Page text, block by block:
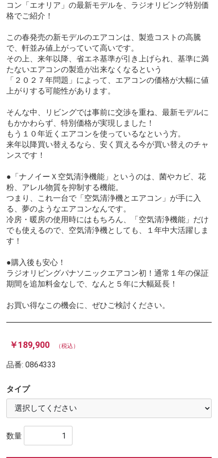
コン「エオリア」の最新モデルを、ラジオリビング特別価
格でご紹介！
この春発売の新モデルのエアコンは、製造コストの高騰
で、軒並み値上がっていて高いです。
その上、来年以降、省エネ基準が引き上げられ、基準に満
たないエアコンの製造が出来なくなるという
「２０２７年問題」によって、エアコンの価格が大幅に値
上がりする可能性があります。
そんな中、リビングでは事前に交渉を重ね、最新モデルに
もかかわらず、特別価格が実現しました！
もう１０年近くエアコンを使っているなという方。
来年以降買い替えるなら、安く買える今が買い替えのチャ
ンスです！
●「ナノイーＸ空気清浄機能」というのは、菌やカビ、花
粉、アレル物質を抑制する機能。
つまり、これ一台で「空気清浄機とエアコン」が手に入
る、夢のようなエアコンなんです。
冷房・暖房の使用時にはもちろん、「空気清浄機能」だけ
でも使えるので、空気清浄機としても、１年中大活躍しま
す！
●購入後も安心！
ラジオリビングパナソニックエアコン初！通常１年の保証
期間を追加料金なしで、なんと５年に大幅延長！
お買い得なこの機会に、ぜひご検討ください。
￥189,900 （税込）
品番:0864333
タイプ
数量